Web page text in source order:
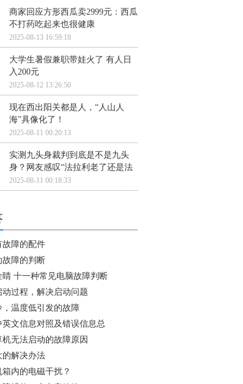
商家回应方形西瓜卖2999元：西瓜
不打药吃起来也很健康
2025-08-13 16:59:18
大学生暑假兼职带娃火了 有人日
入200元
2025-08-12 13:26:50
现在西出阳关都是人，“人山人
海”具像化了！
2025-08-11 00:20:13
实测九头身裁判到底是不是九头
身？网友感叹“法拉利老了还是法
2025-08-11 00:18:33
故障的配件
故障的判断
睛 十一种常见电脑故障判断
动过程，解决启动问题
，温度低引发的故障
英文信息对照及错误信息总
机无法启动的故障原因
的解决办法
内的电磁干扰？